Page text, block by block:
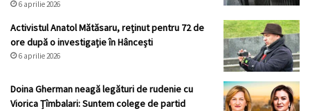
6 aprilie 2026
Activistul Anatol Mătăsaru, reținut pentru 72 de
ore după o investigație în Hâncești
6 aprilie 2026
Doina Gherman neagă legături de rudenie cu
Viorica Țîmbalari: Suntem colege de partid